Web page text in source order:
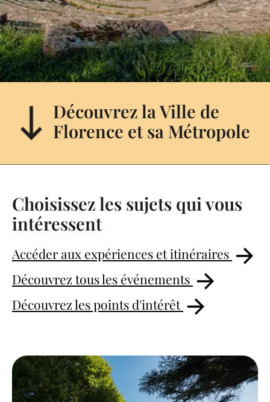
Découvrez la Ville de
Florence et sa Métropole
Choisissez les sujets qui vous
intéressent
Accéder aux expériences et itinéraires
Découvrez tous les événements
Découvrez les points d'intérêt